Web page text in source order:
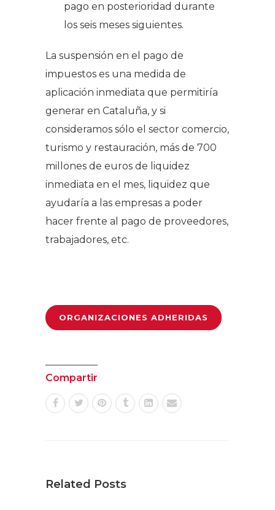
pago en posterioridad durante
los seis meses siguientes.
La suspensión en el pago de
impuestos es una medida de
aplicación inmediata que permitiría
generar en Cataluña, y si
consideramos sólo el sector comercio,
turismo y restauración, más de 700
millones de euros de liquidez
inmediata en el mes, liquidez que
ayudaría a las empresas a poder
hacer frente al pago de proveedores,
trabajadores, etc.
ORGANIZACIONES ADHERIDAS
Compartir
Related Posts